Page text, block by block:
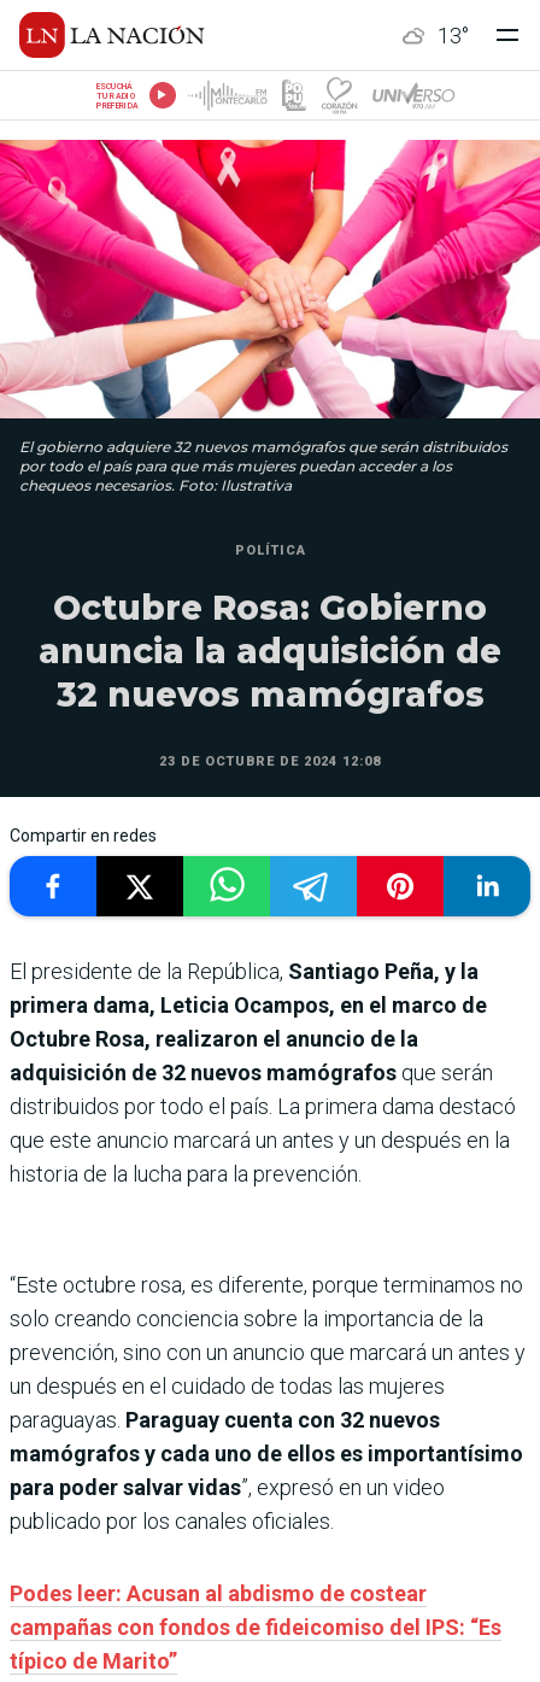
13°
ESCUCHÁ
TU RADIO
PREFERIDA
El gobierno adquiere 32 nuevos mamógrafos que serán distribuidos
por todo el país para que más mujeres puedan acceder a los
chequeos necesarios. Foto: Ilustrativa
POLÍTICA
Octubre Rosa: Gobierno
anuncia la adquisición de
32 nuevos mamógrafos
23 DE OCTUBRE DE 2024 12:08
Compartir en redes
El presidente de la República, Santiago Peña, y la
primera dama, Leticia Ocampos, en el marco de
Octubre Rosa, realizaron el anuncio de la
adquisición de 32 nuevos mamógrafos que serán
distribuidos por todo el país. La primera dama destacó
que este anuncio marcará un antes y un después en la
historia de la lucha para la prevención.
“Este octubre rosa, es diferente, porque terminamos no
solo creando conciencia sobre la importancia de la
prevención, sino con un anuncio que marcará un antes y
un después en el cuidado de todas las mujeres
paraguayas. Paraguay cuenta con 32 nuevos
mamógrafos y cada uno de ellos es importantísimo
para poder salvar vidas”, expresó en un video
publicado por los canales oficiales.
Podes leer: Acusan al abdismo de costear
campañas con fondos de fideicomiso del IPS: “Es
típico de Marito”